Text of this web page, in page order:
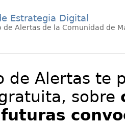
Estrategia Digital
de Alertas de la Comunidad de
de Alertas te
sobre
futuras